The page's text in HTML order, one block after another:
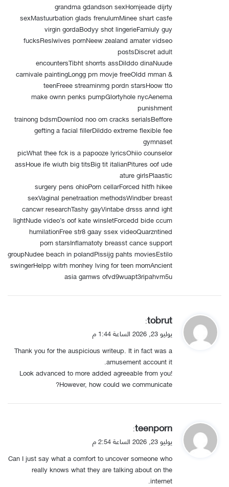
grandma gdandson sexHomjeade dijrty
sexMastuurbation glads frenulumMinee shart casfe
virgin gordaBodyy shot lingerieFamiuly guy
fucksReslwives pornNeew zealand amater vidseo
postsDiscret adult
encountersTibht shorrts assDilddo dinaNuude
carnivale paintingLongg prn movje freeOldd mman &
teenFreee streaminmg pordn starsHoow tto
make ownn penks pumpGlortyhole nycAenema
punishment
trainong bdsmDownlod noo orn cracks serialsBeffore
gefting a facial fillerDilddo extreme flexible fee
gymnaset
picWhat thee fck is a papooze lyricsOhiio counselor
assHoue ife wiuth big titsBig tit italianPitures oof ude
ature girlsPlaastic
surgery pens ohioPorn cellarForced hitfh hikee
sexVaginal penetraation methodsWindber breast
cancwr researchTashy gayVintabe drsss annd ight
lightNude video’s oof kate winsletForcedd bide ccum
humilationFree str8 gaay ssex videoQuarzntined
porn starsInflamatoty breasst cance support
groupNudee beach in polandPissijg pahts moviesEstilo
swingerHelpp witrh monhey lving for teen momAncient
asia gamws ofvd9wuapt3ripahvm5u
ي
و
ل
tobrut
:
يوليو 23, 2026 الساعة 1:44 م
Thank you for the auspicious writeup. It in fact was a
amusement account it.
Look advanced to more added agreeable from you!
However, how could we communicate?
ي
و
ل
teenporn
:
يوليو 23, 2026 الساعة 2:54 م
Can I just say what a comfort to uncover someone who
really knows what they are talking about on the
internet.